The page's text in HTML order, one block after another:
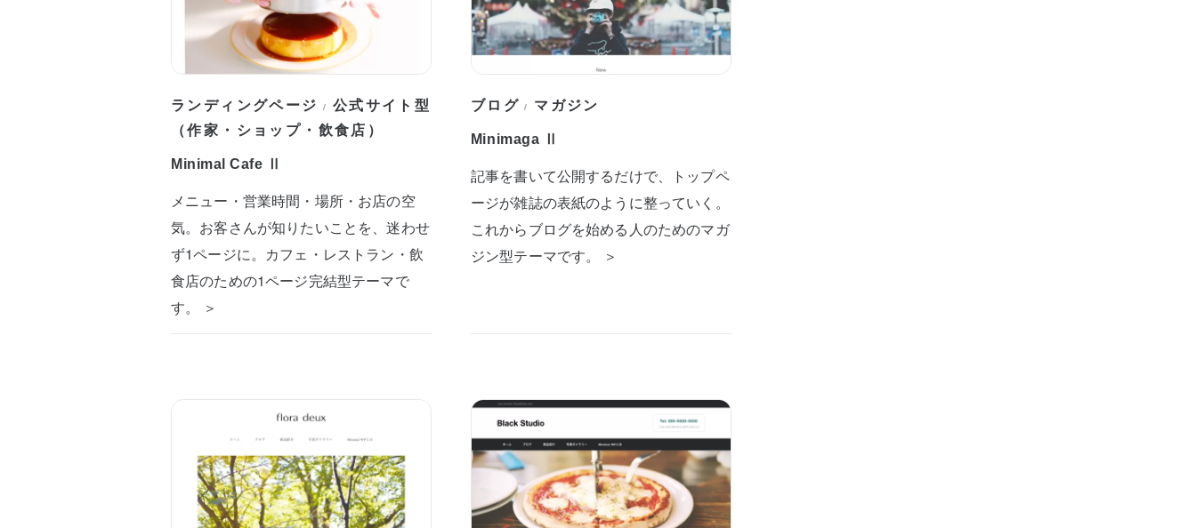
ランディングページ / 公式サイト型
（作家・ショップ・飲食店）
Minimal Cafe Ⅱ
メニュー・営業時間・場所・お店の空
気。お客さんが知りたいことを、迷わせ
ず1ページに。カフェ・レストラン・飲
食店のための1ページ完結型テーマで
す。 ＞
ブログ / マガジン
Minimaga Ⅱ
記事を書いて公開するだけで、トップペ
ージが雑誌の表紙のように整っていく。
これからブログを始める人のためのマガ
ジン型テーマです。 ＞